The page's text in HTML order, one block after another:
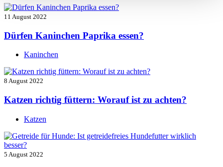
11 August 2022
Dürfen Kaninchen Paprika essen?
Kaninchen
8 August 2022
Katzen richtig füttern: Worauf ist zu achten?
Katzen
5 August 2022